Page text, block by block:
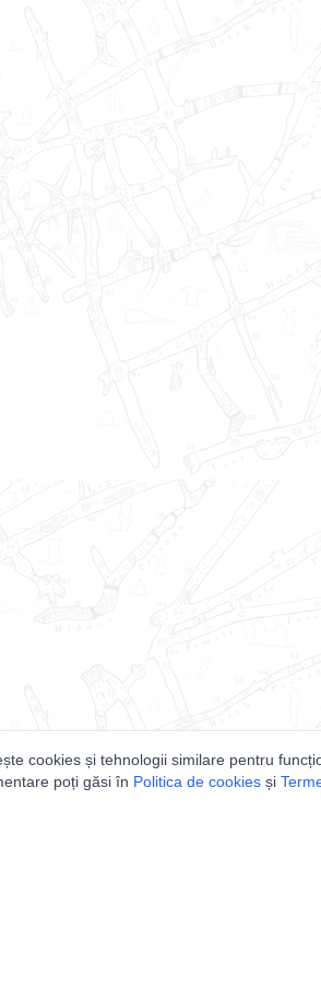
cookies și tehnologii similare pentru
poți găsi în Politica de cookies și